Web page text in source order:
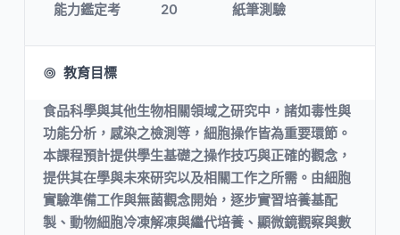
能力鑑定考 20 紙筆測驗
教育目標
食品科學與其他生物相關領域之研究中，諸如毒性與
功能分析，感染之檢測等，細胞操作皆為重要環節。
本課程預計提供學生基礎之操作技巧與正確的觀念，
提供其在學與未來研究以及相關工作之所需。由細胞
實驗準備工作與無菌觀念開始，逐步實習培養基配
製、動物細胞冷凍解凍與繼代培養、顯微鏡觀察與數